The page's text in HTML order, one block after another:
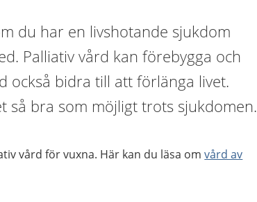
du har en livshotande sjukdom
Palliativ vård kan förebygga och
också bidra till att förlänga livet.
så bra som möjligt trots sjukdomen.
vård för vuxna. Här kan du läsa omvård av